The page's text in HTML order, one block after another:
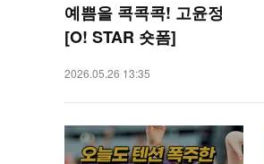
예쁨을 콕콕콕! 고윤정
[O! STAR 숏폼]
2026.05.26 13:35